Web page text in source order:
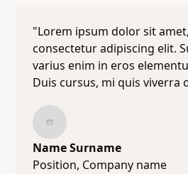
"Lorem ipsum dolor sit amet,
consectetur adipiscing elit.
varius enim in eros
Duis cursus, mi quis viverra
Name Surname
Position, Company name